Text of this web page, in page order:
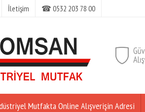
İletişim ☎ 0532 203 78 00
Mutfakta Online Alışverişin Adresi